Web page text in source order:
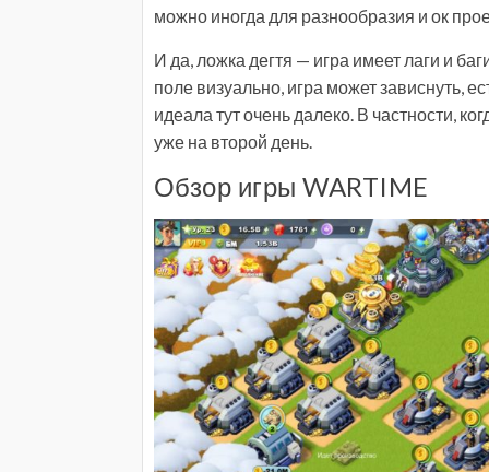
можно иногда для разнообразия и ок
И да, ложка дегтя — игра имеет лаги и
поле визуально, игра может зависнуть,
идеала тут очень далеко. В частности,
уже на второй день.
Обзор игры WARTIME